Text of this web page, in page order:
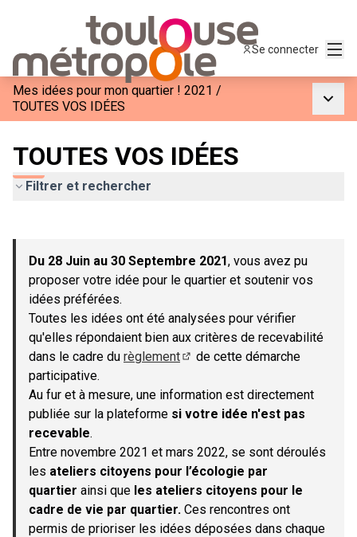
Se connecter
Mes idées pour mon quartier ! 2021 /
TOUTES VOS IDÉES
TOUTES VOS IDÉES
Filtrer et rechercher
−
Du 28 Juin au 30 Septembre 2021, vous avez pu
proposer votre idée pour le quartier et soutenir vos
idées préférées.
Toutes les idées ont été analysées pour vérifier
qu'elles répondaient bien aux critères de recevabilité
dans le cadre du règlement
de cette démarche
participative.
Au fur et à mesure, une information est directement
publiée sur la plateforme si votre idée n'est pas
recevable.
Entre novembre 2021 et mars 2022, se sont déroulés
les ateliers citoyens pour l’écologie par
quartier ainsi que les ateliers citoyens pour le
cadre de vie par quartier. Ces rencontres ont
permis de prioriser les idées déposées dans chaque